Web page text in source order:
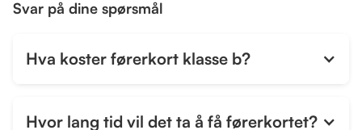
Svar på dine spørsmål
Hva koster førerkort klasse b?
Hvor lang tid vil det ta å få førerkortet?